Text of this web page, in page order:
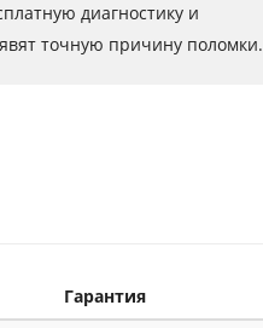
диагностику и
точную причину поломки.
Гарантия